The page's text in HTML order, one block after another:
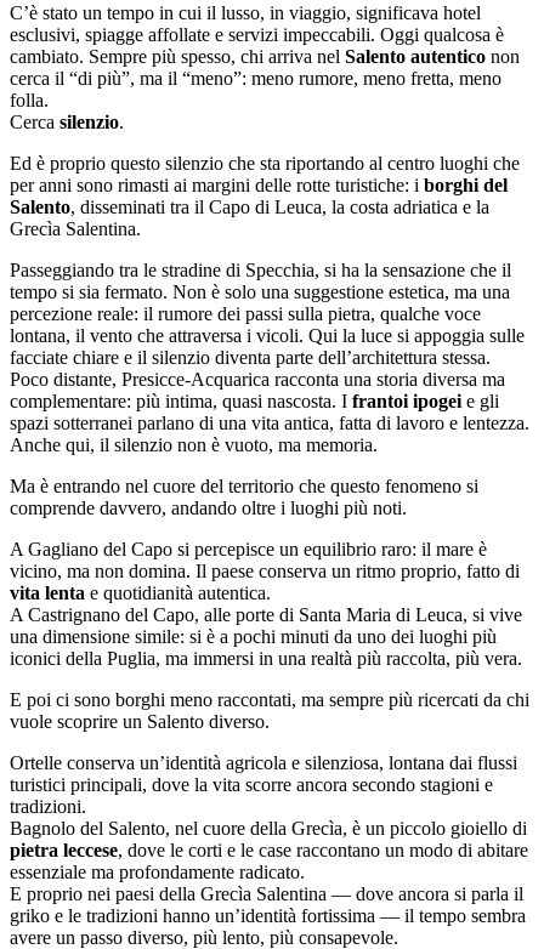
C’è stato un tempo in cui il lusso, in viaggio, significava hotel
esclusivi, spiagge affollate e servizi impeccabili. Oggi qualcosa è
cambiato. Sempre più spesso, chi arriva nel Salento autentico non
cerca il “di più”, ma il “meno”: meno rumore, meno fretta, meno
folla.
Cerca silenzio.
Ed è proprio questo silenzio che sta riportando al centro luoghi che
per anni sono rimasti ai margini delle rotte turistiche: i borghi del
Salento, disseminati tra il Capo di Leuca, la costa adriatica e la
Grecìa Salentina.
Passeggiando tra le stradine di Specchia, si ha la sensazione che il
tempo si sia fermato. Non è solo una suggestione estetica, ma una
percezione reale: il rumore dei passi sulla pietra, qualche voce
lontana, il vento che attraversa i vicoli. Qui la luce si appoggia sulle
facciate chiare e il silenzio diventa parte dell’architettura stessa.
Poco distante, Presicce-Acquarica racconta una storia diversa ma
complementare: più intima, quasi nascosta. I frantoi ipogei e gli
spazi sotterranei parlano di una vita antica, fatta di lavoro e lentezza.
Anche qui, il silenzio non è vuoto, ma memoria.
Ma è entrando nel cuore del territorio che questo fenomeno si
comprende davvero, andando oltre i luoghi più noti.
A Gagliano del Capo si percepisce un equilibrio raro: il mare è
vicino, ma non domina. Il paese conserva un ritmo proprio, fatto di
vita lenta e quotidianità autentica.
A Castrignano del Capo, alle porte di Santa Maria di Leuca, si vive
una dimensione simile: si è a pochi minuti da uno dei luoghi più
iconici della Puglia, ma immersi in una realtà più raccolta, più vera.
E poi ci sono borghi meno raccontati, ma sempre più ricercati da chi
vuole scoprire un Salento diverso.
Ortelle conserva un’identità agricola e silenziosa, lontana dai flussi
turistici principali, dove la vita scorre ancora secondo stagioni e
tradizioni.
Bagnolo del Salento, nel cuore della Grecìa, è un piccolo gioiello di
pietra leccese, dove le corti e le case raccontano un modo di abitare
essenziale ma profondamente radicato.
E proprio nei paesi della Grecìa Salentina — dove ancora si parla il
griko e le tradizioni hanno un’identità fortissima — il tempo sembra
avere un passo diverso, più lento, più consapevole.